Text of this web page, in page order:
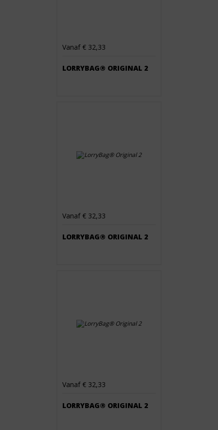
Vanaf € 32,33
LORRYBAG® ORIGINAL 2
Vanaf € 32,33
LORRYBAG® ORIGINAL 2
Vanaf € 32,33
LORRYBAG® ORIGINAL 2